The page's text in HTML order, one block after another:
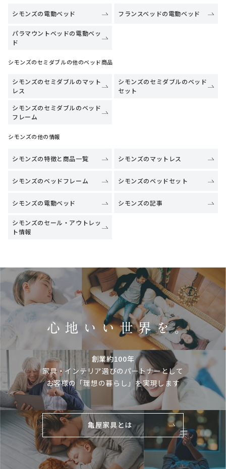
シモンズの電動ベッド フランスベッドの電動ベッド
パラマウントベッドの電動ベッ
ド
シモンズのセミダブルの他のベッド商品
シモンズのセミダブルのマット
レス
シモンズのセミダブルのベッド
セット
シモンズのセミダブルのベッド
フレーム
シモンズの他の情報
シモンズの特徴と商品一覧 シモンズのマットレス
シモンズのベッドフレーム シモンズのベッドセット
シモンズの電動ベッド シモンズの記事
シモンズのセール・アウトレッ
ト情報
創業約100年
家具・インテリア選びのパートナーとして
お客様の「理想の暮らし」を実現します
亀屋家具とは